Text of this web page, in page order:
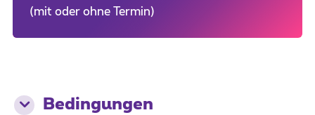
(mit oder ohne Termin)
Bedingungen